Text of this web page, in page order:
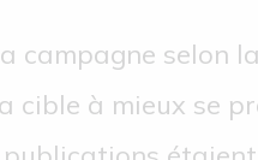
campagne selon
cible à mieux se